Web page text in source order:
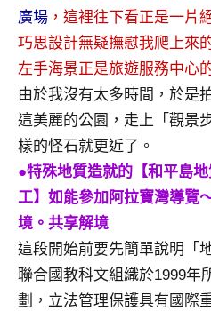
廣場 ，這裡往下看正是一片
巧思設計無疑撫慰我爬上來
左手海景正是旅遊服務中心
由於我沒有太多時間，於是
這美麗的公園，走上「觀景
樣的怪石就更近了。
●特殊地質造就的【和平島
工】如能參加阿拉寶灣導覽
境。共享解境
這段開始前要先簡單說明「
聯合國教科文組織於1999年
劃，立法管理保護具有國際